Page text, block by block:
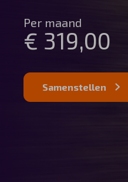
Per maand
€ 319,00
Samenstellen
Vragen?
Over ons